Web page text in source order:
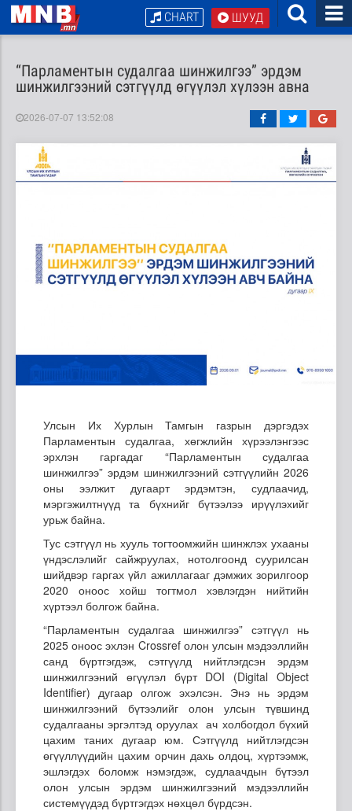
ШУУД
CHART
“Парламентын судалгаа шинжилгээ” эрдэм
шинжилгээний сэтгүүлд өгүүлэл хүлээн авна
2026-07-07 13:52:08
Улсын Их Хурлын Тамгын газрын дэргэдэх
Парламентын судалгаа, хөгжлийн хүрээлэнгээс
эрхлэн гаргадаг “Парламентын судалгаа
шинжилгээ” эрдэм шинжилгээний сэтгүүлийн 2026
оны ээлжит дугаарт эрдэмтэн, судлаачид,
мэргэжилтнүүд та бүхнийг бүтээлээ ирүүлэхийг
урьж байна.
Тус сэтгүүл нь хууль тогтоомжийн шинжлэх ухааны
үндэслэлийг сайжруулах, нотолгоонд суурилсан
шийдвэр гаргах үйл ажиллагааг дэмжих зорилгоор
2020 оноос хойш тогтмол хэвлэгдэн нийтийн
хүртээл болгож байна.
“Парламентын судалгаа шинжилгээ” сэтгүүл нь
2025 оноос эхлэн Crossref олон улсын мэдээллийн
санд бүртгэгдэж, сэтгүүлд нийтлэгдсэн эрдэм
шинжилгээний өгүүлэл бүрт DOI (Digital Object
Identifier) дугаар олгож эхэлсэн. Энэ нь эрдэм
шинжилгээний бүтээлийг олон улсын түвшинд
судалгааны эргэлтэд оруулах ач холбогдол бүхий
цахим таних дугаар юм. Сэтгүүлд нийтлэгдсэн
өгүүллүүдийн цахим орчин дахь олдоц, хүртээмж,
эшлэгдэх боломж нэмэгдэж, судлаачдын бүтээл
олон улсын эрдэм шинжилгээний мэдээллийн
системүүдэд бүртгэгдэх нөхцөл бүрдсэн.